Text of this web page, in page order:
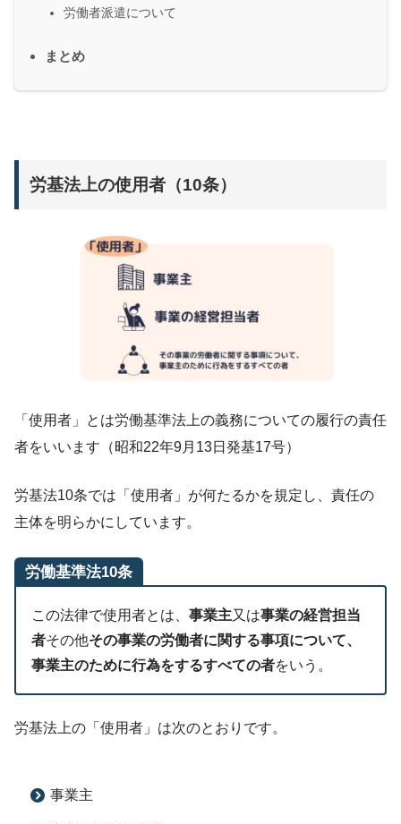
労働者派遣について
まとめ
労基法上の使用者（10条）
「使用者」とは労働基準法上の義務についての履行の責任
者をいいます（昭和22年9月13日発基17号）
労基法10条では「使用者」が何たるかを規定し、責任の
主体を明らかにしています。
労働基準法10条
この法律で使用者とは、事業主又は事業の経営担当
者その他その事業の労働者に関する事項について、
事業主のために行為をするすべての者をいう。
労基法上の「使用者」は次のとおりです。
事業主